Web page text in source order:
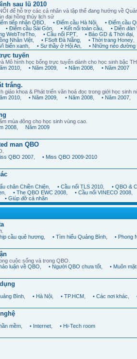
sau lũ 2010
để hỗ trợ các cá nhân và tập thể đang hướng về
đại hồng thủy lịch sử
tiếp nhận QBO • Điểm cầu Hà Nội • Điểm cầu
• Điểm cầu Sài Gòn • Kết nối toàn cầu • Diễn đàn
WebTreTho • Cầu nối FPT • Báo GD & Thời đại
Nhân Việt • FSoft Đà Nẵng • Thời trang Honey
biển xanh • Sư thầy ở Hội An • Những nẻo đường
tuyến
Mô hình học bổng trực tuyến dành cho học sinh bậc
2010 • Năm 2009 • Năm 2008 • Năm 2007
trắng.
giáo khoa & Phát triển văn hoá đọc trong giới học sinh
2010 • Năm 2009 • Năm 2008 • Năm 2007
mùa đông cho học sinh vùng cao.
2008 Năm 2009
man QBO
QBO 2007 • Miss QBO 2009-2010
chân Chiền Chiện • Cầu nối TLS 2010 • QBO &
• The QBO EWC 2008 • Cầu nối VINECO 2008
• Giúp đỡ cá nhân
cầu quê hương • Tìm hiểu Quảng Bình • Phong
cuộc sống và trong QBO.
luận về QBO • Người QBO chưa tốt • Muôn
Bình • Hà Nội • TP.HCM • Các nơi khác
mềm • Internet • Hi-Tech room